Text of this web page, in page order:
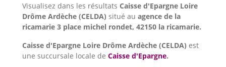
Visualisez dans les résultats Caisse d'Epargne Loire
Drôme Ardèche (CELDA) situé au agence de la
ricamarie 3 place michel rondet, 42150 la ricamarie.
Caisse d'Epargne Loire Drôme Ardèche (CELDA) est
une succursale locale de Caisse d'Epargne.